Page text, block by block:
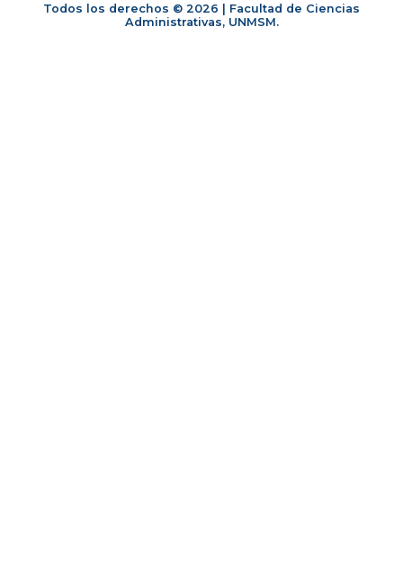
Todos los derechos © 2026 | Facultad de Ciencias
Administrativas, UNMSM.